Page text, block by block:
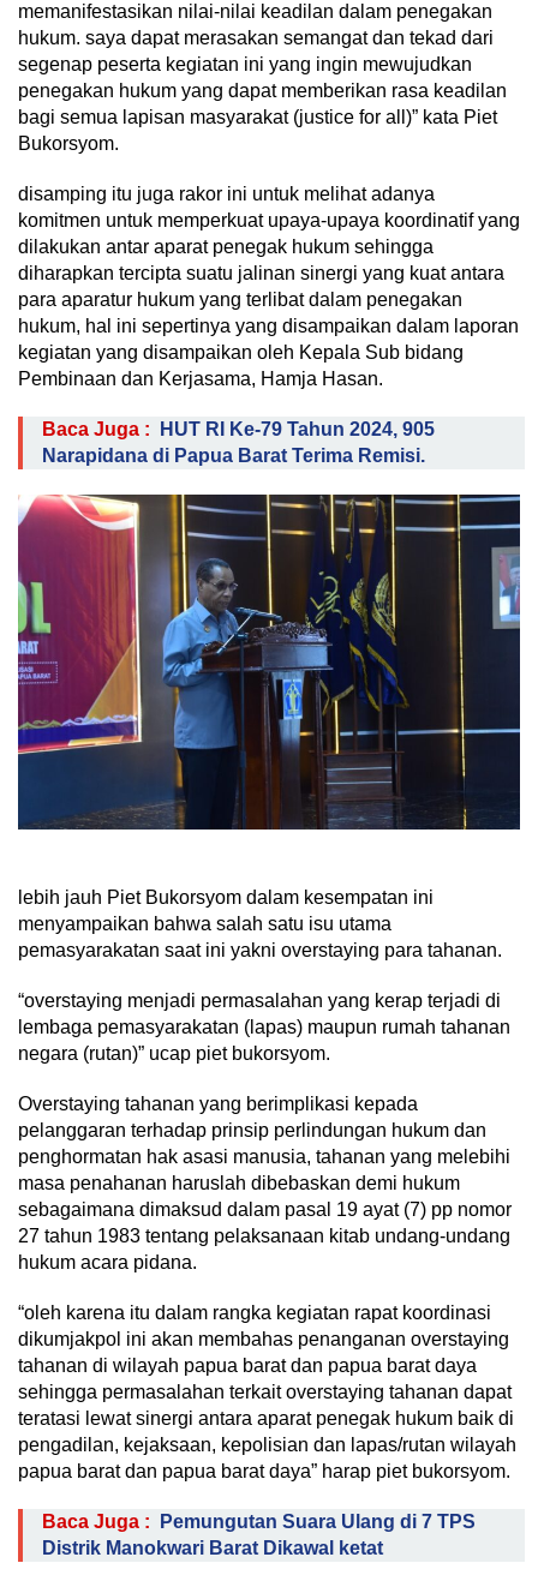
memanifestasikan nilai-nilai keadilan dalam penegakan
hukum. saya dapat merasakan semangat dan tekad dari
segenap peserta kegiatan ini yang ingin mewujudkan
penegakan hukum yang dapat memberikan rasa keadilan
bagi semua lapisan masyarakat (justice for all)” kata Piet
Bukorsyom.
disamping itu juga rakor ini untuk melihat adanya
komitmen untuk memperkuat upaya-upaya koordinatif yang
dilakukan antar aparat penegak hukum sehingga
diharapkan tercipta suatu jalinan sinergi yang kuat antara
para aparatur hukum yang terlibat dalam penegakan
hukum, hal ini sepertinya yang disampaikan dalam laporan
kegiatan yang disampaikan oleh Kepala Sub bidang
Pembinaan dan Kerjasama, Hamja Hasan.
Baca Juga :
HUT RI Ke-79 Tahun 2024, 905
Narapidana di Papua Barat Terima Remisi.
lebih jauh Piet Bukorsyom dalam kesempatan ini
menyampaikan bahwa salah satu isu utama
pemasyarakatan saat ini yakni overstaying para tahanan.
“overstaying menjadi permasalahan yang kerap terjadi di
lembaga pemasyarakatan (lapas) maupun rumah tahanan
negara (rutan)” ucap piet bukorsyom.
Overstaying tahanan yang berimplikasi kepada
pelanggaran terhadap prinsip perlindungan hukum dan
penghormatan hak asasi manusia, tahanan yang melebihi
masa penahanan haruslah dibebaskan demi hukum
sebagaimana dimaksud dalam pasal 19 ayat (7) pp nomor
27 tahun 1983 tentang pelaksanaan kitab undang-undang
hukum acara pidana.
“oleh karena itu dalam rangka kegiatan rapat koordinasi
dikumjakpol ini akan membahas penanganan overstaying
tahanan di wilayah papua barat dan papua barat daya
sehingga permasalahan terkait overstaying tahanan dapat
teratasi lewat sinergi antara aparat penegak hukum baik di
pengadilan, kejaksaan, kepolisian dan lapas/rutan wilayah
papua barat dan papua barat daya” harap piet bukorsyom.
Baca Juga :
Pemungutan Suara Ulang di 7 TPS
Distrik Manokwari Barat Dikawal ketat